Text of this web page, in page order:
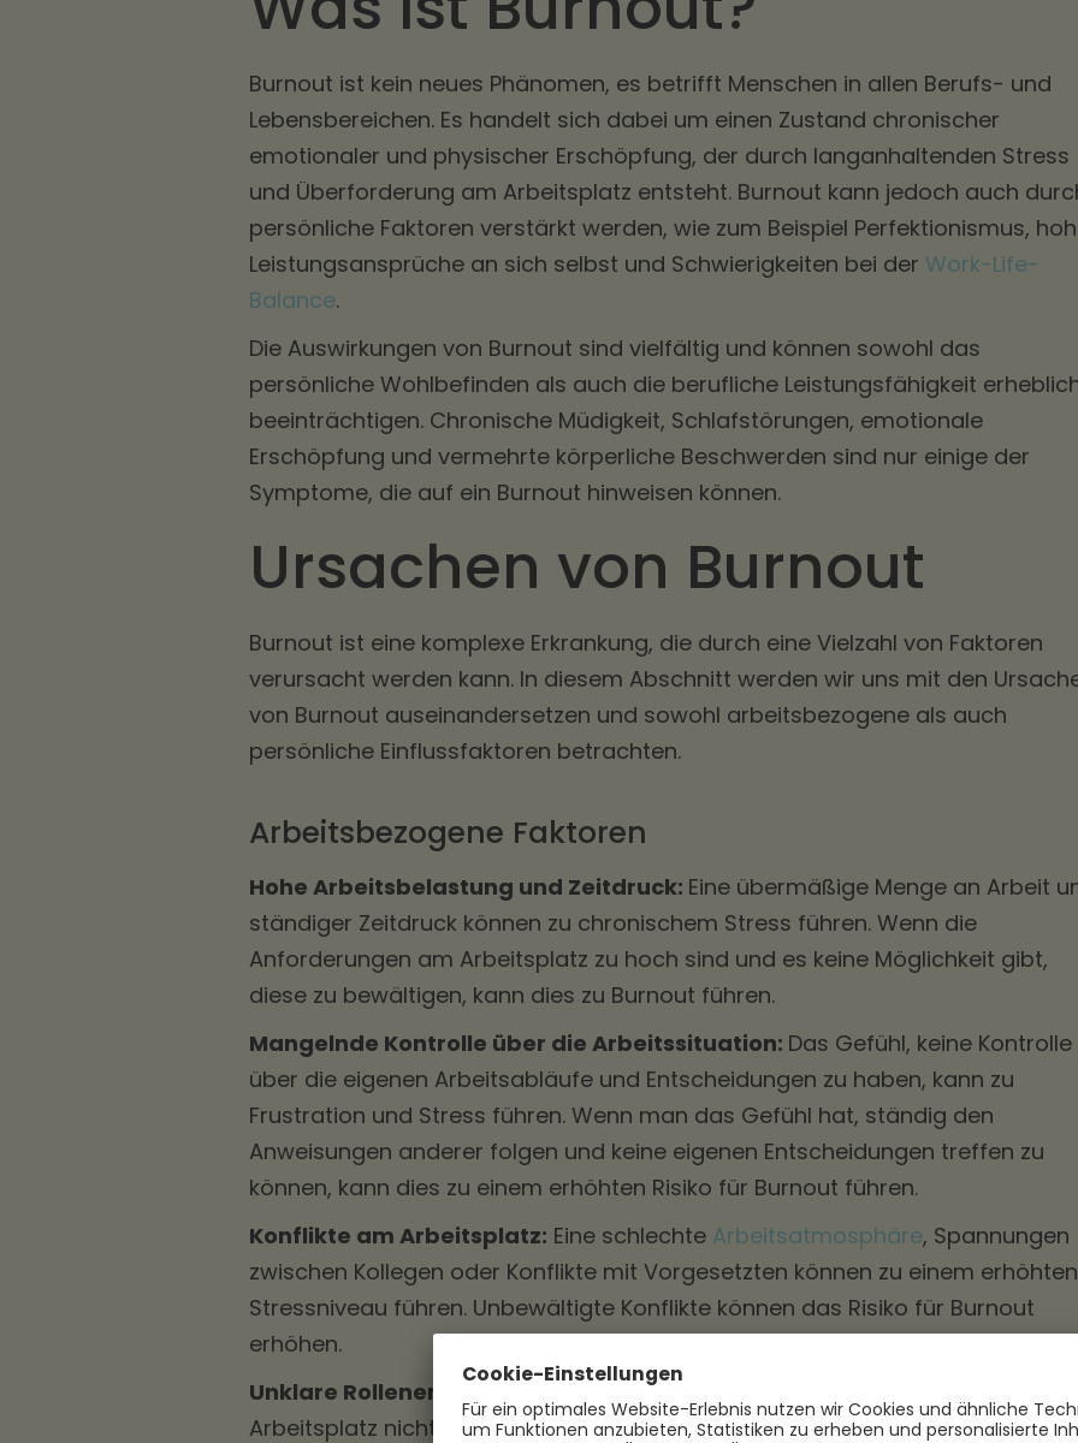
Burnout ist kein neues Phänomen, es betrifft Menschen in allen Berufs- und
Lebensbereichen. Es handelt sich dabei um einen Zustand chronischer
emotionaler und physischer Erschöpfung, der durch langanhaltenden Stress
und Überforderung am Arbeitsplatz entsteht. Burnout kann jedoch auch
persönliche Faktoren verstärkt werden, wie zum Beispiel Perfektionismus,
Leistungsansprüche an sich selbst und Schwierigkeiten bei der Work-Life-
Balance.
Die Auswirkungen von Burnout sind vielfältig und können sowohl das
persönliche Wohlbefinden als auch die berufliche Leistungsfähigkeit
beeinträchtigen. Chronische Müdigkeit, Schlafstörungen, emotionale
Erschöpfung und vermehrte körperliche Beschwerden sind nur einige der
Symptome, die auf ein Burnout hinweisen können.
Ursachen von Burnout
Burnout ist eine komplexe Erkrankung, die durch eine Vielzahl von Faktoren
verursacht werden kann. In diesem Abschnitt werden wir uns mit den
von Burnout auseinandersetzen und sowohl arbeitsbezogene als auch
persönliche Einflussfaktoren betrachten.
Arbeitsbezogene Faktoren
Hohe Arbeitsbelastung und Zeitdruck: Eine übermäßige Menge an Arbeit
ständiger Zeitdruck können zu chronischem Stress führen. Wenn die
Anforderungen am Arbeitsplatz zu hoch sind und es keine Möglichkeit gibt,
diese zu bewältigen, kann dies zu Burnout führen.
Mangelnde Kontrolle über die Arbeitssituation: Das Gefühl, keine Kontrolle
über die eigenen Arbeitsabläufe und Entscheidungen zu haben, kann zu
Frustration und Stress führen. Wenn man das Gefühl hat, ständig den
Anweisungen anderer folgen und keine eigenen Entscheidungen treffen zu
können, kann dies zu einem erhöhten Risiko für Burnout führen.
Konflikte am Arbeitsplatz: Eine schlechte Arbeitsatmosphäre, Spannungen
zwischen Kollegen oder Konflikte mit Vorgesetzten können zu einem erhöhten
Stressniveau führen. Unbewältigte Konflikte können das Risiko für Burnout
erhöhen.
Unklare Rollenerwartungen:
Wenn die Erwartungen an die eigene Rolle am
Arbeitsplatz nicht klar definiert sind oder sich häufig ändern, kann dies zu